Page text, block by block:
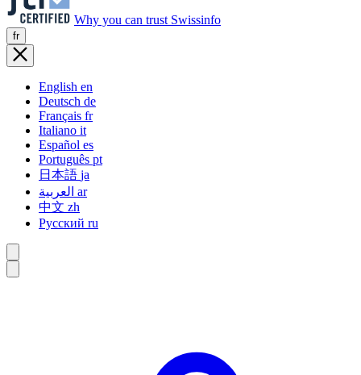
Why you can trust Swissinfo
fr
English en
Deutsch de
Français fr
Italiano it
Español es
Português pt
日本語 ja
ar
中文 zh
Русский ru